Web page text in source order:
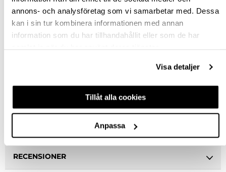
annons- och analysföretag som vi samarbetar med. Dessa
kan i sin tur kombinera informationen med annan
information som du har tillhandahållit eller som de har
Visa detaljer
Tillåt alla cookies
Anpassa
VÄLJ VARIANT
RECENSIONER